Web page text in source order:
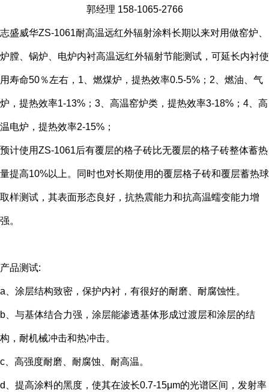
郭经理 158-1065-2766
志盛威华ZS-1061耐高温远红外辐射涂料长期以来对用做窑炉、
炉膛、锅炉、电炉内衬高温远红外辐射节能测试，可延长内衬使
用寿命50％左右，1、燃煤炉，提热效率0.5-5%；2、燃油、气
炉，提热效率1-13%；3、高温窑炉类，提热效率3-18%；4、高
温电炉，提热效率2-15%；
预计使用ZS-1061后有覆层的格子砖比无覆层的格子砖整体蓄热
量提高10%以上。同时也对长期使用的覆层格子砖和覆层蓄热球
取样测试，其表面形态良好，抗热震能力和抗高温蠕变能力增
强。
产品测试:
a、涂层结构致密，保护内衬，有很好的耐磨、耐腐蚀性。
b、与基体结合力强，涂层能渗透基体形成过渡层和涂层的结
构，耐机械冲击和热冲击。
c、高强度耐磨、耐腐蚀、耐高温。
d、提高涂料的黑度，使其在波长0.7-15μm的光谱区间，发射率